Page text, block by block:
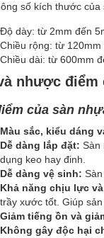
số kích thước
Độ dày: từ 2mm đến
Chiều rộng: từ 120mm
Chiều dài: từ 600mm
nhược điểm
của sàn
Màu sắc, kiểu dáng
Dễ dàng lắp đặt: Sàn
dụng keo hay đinh.
Dễ dàng vệ sinh:
Khả năng chịu lực
trầy xước tốt. Giúp
Giảm tiếng ồn và
Không gây độc hại